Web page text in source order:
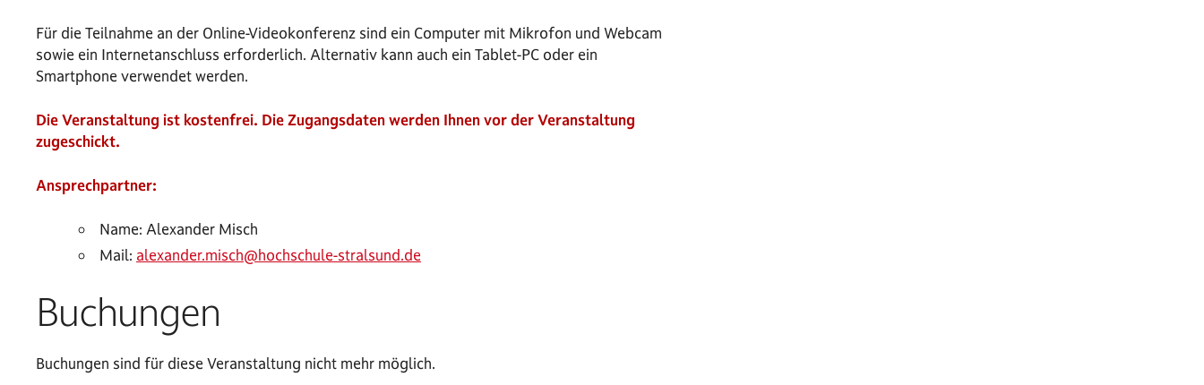
Für die Teilnahme an der Online-Videokonferenz sind ein Computer mit Mikrofon und Webcam
sowie ein Internetanschluss erforderlich. Alternativ kann auch ein Tablet-PC oder ein
Smartphone verwendet werden.
Die Veranstaltung ist kostenfrei. Die Zugangsdaten werden Ihnen vor der Veranstaltung
zugeschickt.
Ansprechpartner:
Name: Alexander Misch
Mail: alexander.misch@hochschule-stralsund.de
Buchungen
Buchungen sind für diese Veranstaltung nicht mehr möglich.